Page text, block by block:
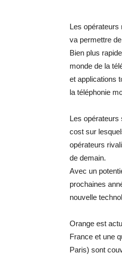
Les opérateurs
va permettre
Bien plus
monde de la
et applications
la téléphonie
Les opérateurs
cost sur
opérateurs
de demain.
Avec un
prochaines
nouvelle
Orange est
France et une
Paris) sont